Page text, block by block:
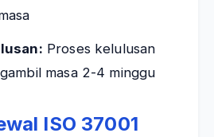
Proses kelulusan
masa 2-4 minggu
ISO 37001